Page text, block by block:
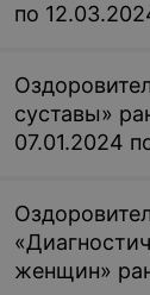
по
суставы»
07.01.2024
женщин»